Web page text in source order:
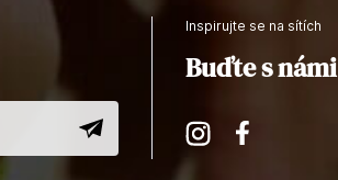
Inspirujte se na sítích
Buďte s námi
InstagramFacebook